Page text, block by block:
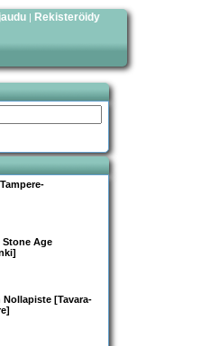
| Rekisteröidy
Age
[Tavara-